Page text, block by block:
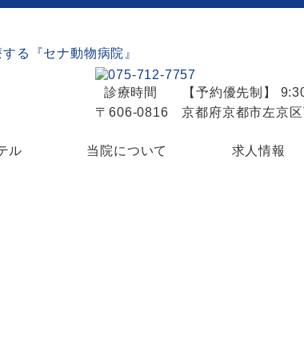
診療時間
【予約優先制】
〒606-0816 京都府京都市左京区
ル 当院について 求人情報